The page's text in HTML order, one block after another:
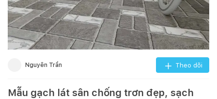
Nguyên Trần Theo dõi
Mẫu gạch lát sân chống trơn đẹp, sạch